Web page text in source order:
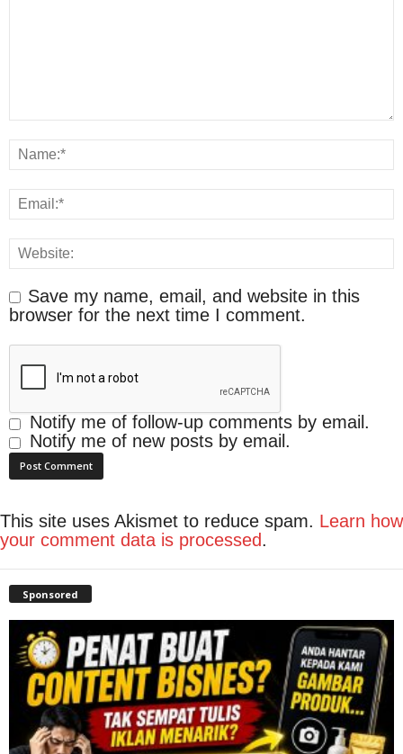
Save my name, email, and website in this
browser for the next time I comment.
Notify me of follow-up comments by email.
Notify me of new posts by email.
This site uses Akismet to reduce spam. Learn how
your comment data is processed.
Sponsored